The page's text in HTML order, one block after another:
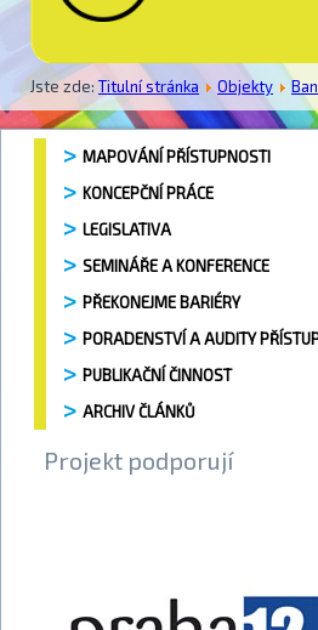
Jste zde: Titulní stránka Objekty
MAPOVÁNÍ PŘÍSTUPNOSTI
KONCEPČNÍ PRÁCE
LEGISLATIVA
SEMINÁŘE A KONFERENCE
PŘEKONEJME BARIÉRY
PORADENSTVÍ A AUDITY
PUBLIKAČNÍ ČINNOST
ARCHIV ČLÁNKŮ
Projekt podporují